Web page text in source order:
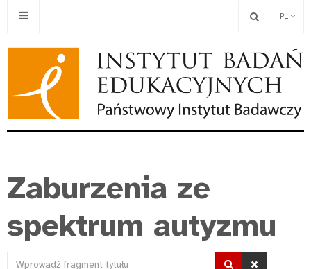
PL
Zaburzenia ze
spektrum autyzmu
Wprowadź